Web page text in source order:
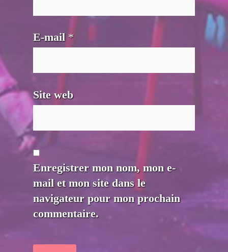
E-mail*
Site web
Enregistrer mon nom, mon e-
mail et mon site dans le
navigateur pour mon prochain
commentaire.